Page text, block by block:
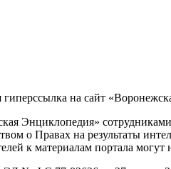
на сайт
Энциклопедия»
о Правах на результаты
к материалам портала